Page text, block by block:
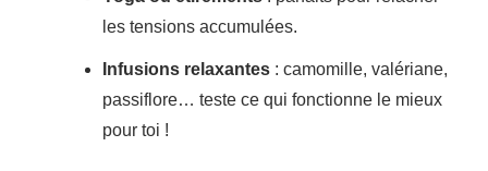
les tensions accumulées.
Infusions relaxantes : camomille, valériane,
passiflore… teste ce qui fonctionne le mieux
pour toi !